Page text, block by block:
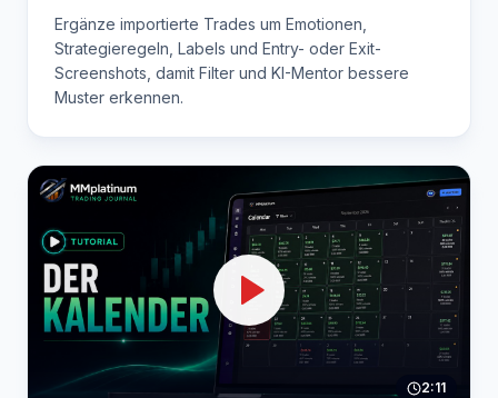
Ergänze importierte Trades um Emotionen,
Strategieregeln, Labels und Entry- oder Exit-
Screenshots, damit Filter und KI-Mentor bessere
Muster erkennen.
2:11